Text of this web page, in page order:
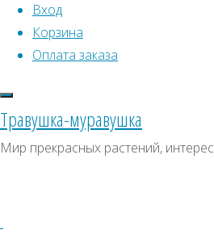
Вход
Корзина
Оплата заказа
Травушка-муравушка
Мир прекрасных растений,
Что искать:
Орлайя
крупноцветковая
Купить
Искать:
СКИДКИ, АКЦИИ